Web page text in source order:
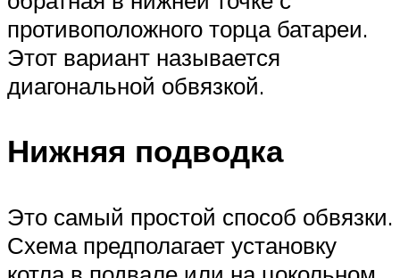
противоположного торца батареи.
Этот вариант называется
диагональной обвязкой.
Нижняя подводка
Это самый простой способ обвязки.
Схема предполагает установку